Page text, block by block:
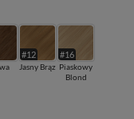
#12
Jasny Brąz
#16
Piaskowy
Blond